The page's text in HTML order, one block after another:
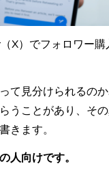
X）でフォロワー
て見分けられるの
うことがあり、そ
きます。
人向けです。